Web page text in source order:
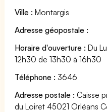
Ville : Montargis
Adresse géopostale :
Horaire d'ouverture : Du
12h30 de 13h30 à 16h30
Téléphone : 3646
Adresse postale : Caisse
du Loiret 45021 Orléans